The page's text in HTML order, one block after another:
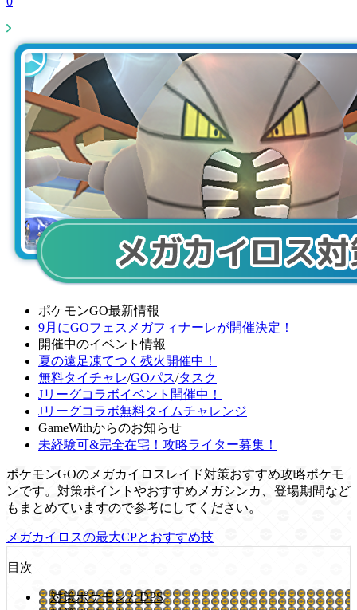
ポケモンGO最新情報
9月にGOフェスメガフィナーレが開催決定！
開催中のイベント情報
夏の遠足凍てつく残火開催中！
無料タイチャレ/GOパス/タスク
Jリーグコラボイベント開催中！
Jリーグコラボ無料タイムチャレンジ
GameWithからのお知らせ
未経験可&完全在宅！攻略ライター募集！
ポケモンGOのメガカイロスレイド対策おすすめ攻略ポケモ
ンです。対策ポイントやおすすめメガシンカ、登場期間など
もまとめていますので参考にしてください。
メガカイロスの最大CPとおすすめ技
目次
対策ポケモンとDPS